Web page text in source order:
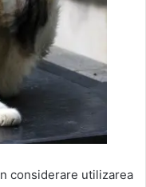
considerare utilizarea